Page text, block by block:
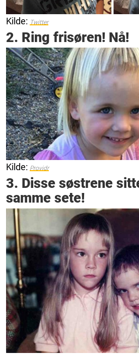
Kilde: Twitter
2. Ring frisøren! Nå!
Kilde: Providr
3. Disse søstrene
samme sete!